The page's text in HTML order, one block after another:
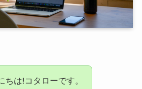
ちは!コタローです。